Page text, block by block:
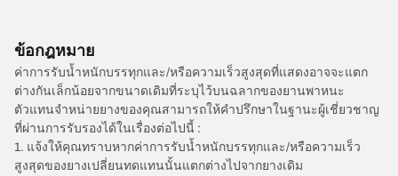
ข้อกฎหมาย
ค่าการรับน้ำหนักบรรทุกและ/หรือความเร็วสูงสุดที่แสดงอาจจะแตก
ต่างกันเล็กน้อยจากขนาดเดิมที่ระบุไว้บนฉลากของยานพาหนะ
ตัวแทนจำหน่ายยางของคุณสามารถให้คำปรึกษาในฐานะผู้เชี่ยวชาญ
ที่ผ่านการรับรองได้ในเรื่องต่อไปนี้ :
1. แจ้งให้คุณทราบหากค่าการรับน้ำหนักบรรทุกและ/หรือความเร็ว
สูงสุดของยางเปลี่ยนทดแทนนั้นแตกต่างไปจากยางเดิม